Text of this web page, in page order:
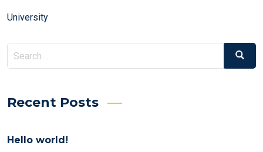
University
Search
for:
Search
Recent Posts
Hello world!